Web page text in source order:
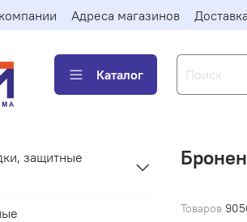
Адреса магазинов Доставка
Каталог
Товаров
защитные